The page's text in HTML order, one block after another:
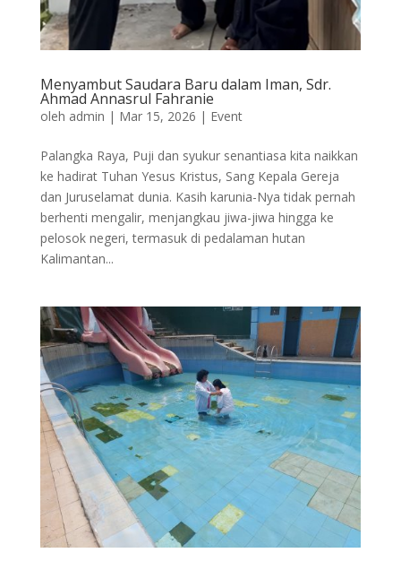
Menyambut Saudara Baru dalam Iman, Sdr.
Ahmad Annasrul Fahranie
oleh admin | Mar 15, 2026 | Event
Palangka Raya, Puji dan syukur senantiasa kita naikkan
ke hadirat Tuhan Yesus Kristus, Sang Kepala Gereja
dan Juruselamat dunia. Kasih karunia-Nya tidak pernah
berhenti mengalir, menjangkau jiwa-jiwa hingga ke
pelosok negeri, termasuk di pedalaman hutan
Kalimantan...